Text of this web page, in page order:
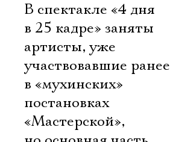
В спектакле «4 дня
в 25 кадре» заняты
артисты, уже
участвовавшие ранее
в «мухинских»
постановках
«Мастерской»,